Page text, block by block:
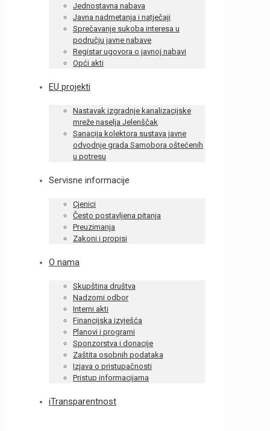
Jednostavna nabava
Javna nadmetanja i natječaji
Sprečavanje sukoba interesa u
području javne nabave
Registar ugovora o javnoj nabavi
Opći akti
EU projekti
Nastavak izgradnje kanalizacijske
mreže naselja Jelenščak
Sanacija kolektora sustava javne
odvodnje grada Samobora oštećenih
u potresu
Servisne informacije
Cjenici
Često postavljena pitanja
Preuzimanja
Zakoni i propisi
O nama
Skupština društva
Nadzorni odbor
Interni akti
Financijska izvješća
Planovi i programi
Sponzorstva i donacije
Zaštita osobnih podataka
Izjava o pristupačnosti
Pristup informacijama
iTransparentnost